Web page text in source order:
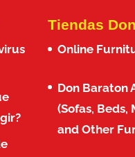
Tiendas
Online
Don Baraton
(Sofas, Beds,
and Other